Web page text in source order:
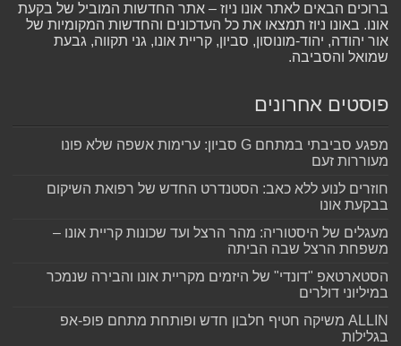
ברוכים הבאים לאתר אונו ניוז – אתר החדשות המוביל של בקעת
אונו. באונו ניוז תמצאו את כל העדכונים והחדשות המקומיות של
אור יהודה, יהוד-מונוסון, סביון, קריית אונו, גני תקווה, גבעת
שמואל והסביבה.
פוסטים אחרונים
מפגע סביבתי במתחם G סביון: ערימות אשפה שלא פונו
מעוררות זעם
חוזרים לנוע ללא כאב: הסטנדרט החדש של רפואת השיקום
בבקעת אונו
מעגלים של היסטוריה: מהר הרצל ועד שכונות קריית אונו –
משפחת הרצל שבה הביתה
הסטארטאפ "דונדי" של היזמים מקריית אונו והבירה שנמכר
במיליוני דולרים
ALLIN משיקה חטיף חלבון חדש ופותחת מתחם פופ-אפ
בגלילות